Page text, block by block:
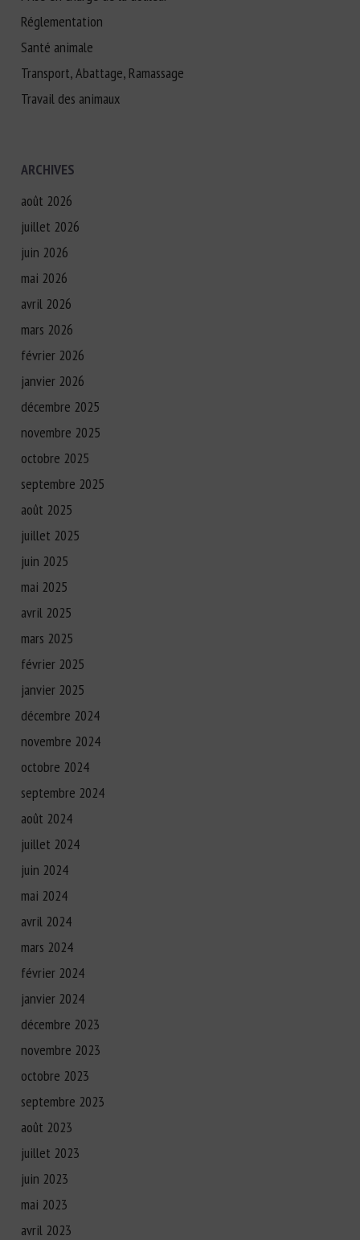
Réglementation
Santé animale
Transport, Abattage, Ramassage
Travail des animaux
ARCHIVES
août 2026
juillet 2026
juin 2026
mai 2026
avril 2026
mars 2026
février 2026
janvier 2026
décembre 2025
novembre 2025
octobre 2025
septembre 2025
août 2025
juillet 2025
juin 2025
mai 2025
avril 2025
mars 2025
février 2025
janvier 2025
décembre 2024
novembre 2024
octobre 2024
septembre 2024
août 2024
juillet 2024
juin 2024
mai 2024
avril 2024
mars 2024
février 2024
janvier 2024
décembre 2023
novembre 2023
octobre 2023
septembre 2023
août 2023
juillet 2023
juin 2023
mai 2023
avril 2023